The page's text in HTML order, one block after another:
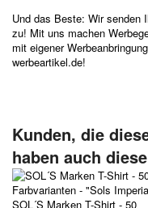
Und das Beste: Wir senden
zu! Mit uns machen
mit eigener
werbeartikel.de!
Kunden, die
haben auch
SOL´S Marken T-Shirt - 50